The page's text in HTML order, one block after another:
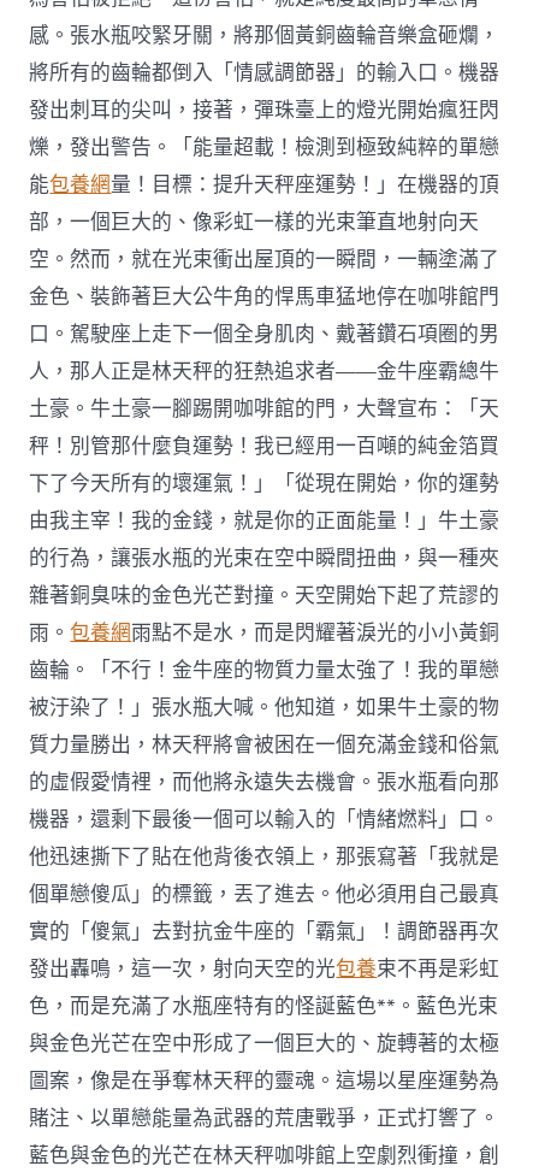
感。張水瓶咬緊牙關，將那個黃銅齒輪音樂盒砸爛，
將所有的齒輪都倒入「情感調節器」的輸入口。機器
發出刺耳的尖叫，接著，彈珠臺上的燈光開始瘋狂閃
爍，發出警告。「能量超載！檢測到極致純粹的單戀
能包養網量！目標：提升天秤座運勢！」在機器的頂
部，一個巨大的、像彩虹一樣的光束筆直地射向天
空。然而，就在光束衝出屋頂的一瞬間，一輛塗滿了
金色、裝飾著巨大公牛角的悍馬車猛地停在咖啡館門
口。駕駛座上走下一個全身肌肉、戴著鑽石項圈的男
人，那人正是林天秤的狂熱追求者——金牛座霸總牛
土豪。牛土豪一腳踢開咖啡館的門，大聲宣布：「天
秤！別管那什麼負運勢！我已經用一百噸的純金箔買
下了今天所有的壞運氣！」「從現在開始，你的運勢
由我主宰！我的金錢，就是你的正面能量！」牛土豪
的行為，讓張水瓶的光束在空中瞬間扭曲，與一種夾
雜著銅臭味的金色光芒對撞。天空開始下起了荒謬的
雨。包養網雨點不是水，而是閃耀著淚光的小小黃銅
齒輪。「不行！金牛座的物質力量太強了！我的單戀
被汙染了！」張水瓶大喊。他知道，如果牛土豪的物
質力量勝出，林天秤將會被困在一個充滿金錢和俗氣
的虛假愛情裡，而他將永遠失去機會。張水瓶看向那
機器，還剩下最後一個可以輸入的「情緒燃料」口。
他迅速撕下了貼在他背後衣領上，那張寫著「我就是
個單戀傻瓜」的標籤，丟了進去。他必須用自己最真
實的「傻氣」去對抗金牛座的「霸氣」！調節器再次
發出轟鳴，這一次，射向天空的光包養束不再是彩虹
色，而是充滿了水瓶座特有的怪誕藍色**。藍色光束
與金色光芒在空中形成了一個巨大的、旋轉著的太極
圖案，像是在爭奪林天秤的靈魂。這場以星座運勢為
賭注、以單戀能量為武器的荒唐戰爭，正式打響了。
藍色與金色的光芒在林天秤咖啡館上空劇烈衝撞，創